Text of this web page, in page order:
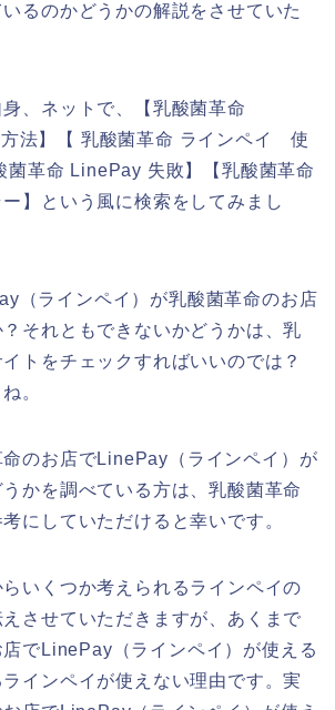
るのかどうかの解説をさせていた
、ネットで、【乳酸菌革命
法】【 乳酸菌革命 ラインペイ 使
菌革命 LinePay 失敗】【乳酸菌革命
】という風に検索をしてみまし
（ラインペイ）が乳酸菌革命のお店
それともできないかどうかは、乳
トをチェックすればいいのでは？
。
のお店でLinePay（ラインペイ）が
かを調べている方は、乳酸菌革命
にしていただけると幸いです。
いくつか考えられるラインペイの
させていただきますが、あくまで
店でLinePay（ラインペイ）が使える
インペイが使えない理由です。実